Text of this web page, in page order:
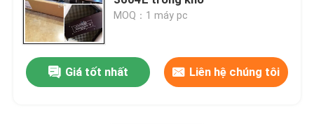
Mô-đun ABB
PLC Triplex
MOQ：1 máy pc
Giá tốt nhất Liên hệ chúng tôi